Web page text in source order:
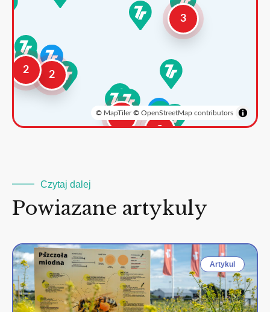
2
2
3
2
3
© MapTiler© OpenStreetMap contributors
Czytaj dalej
Powiazane artykuly
Artykul